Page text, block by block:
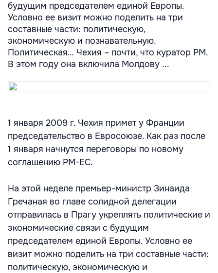
будущим председателем единой Европы.
Условно ее визит можно поделить на три
составные части: политическую,
экономическую и познавательную.
Политическая… Чехия – почти, что куратор РМ.
В этом году она включила Молдову ...
1 января 2009 г. Чехия примет у Франции
председательство в Евросоюзе. Как раз после
1 января начнутся переговоры по новому
соглашению РМ-ЕС.
На этой неделе премьер-министр Зинаида
Гречаная во главе солидной делегации
отправилась в Прагу укреплять политические и
экономические связи с будущим
председателем единой Европы. Условно ее
визит можно поделить на три составные части:
политическую, экономическую и